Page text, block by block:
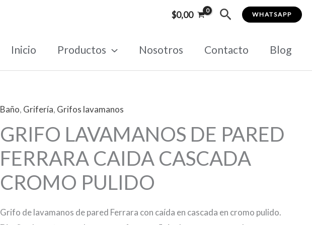
$0,00 BuscarWHATSAPP
Inicio Productos Nosotros Contacto Blog
Baño, Grifería, Grifos lavamanos
GRIFO LAVAMANOS DE PARED
FERRARA CAIDA CASCADA
CROMO PULIDO
Grifo de lavamanos de pared Ferrara con caída en cascada en cromo pulido.